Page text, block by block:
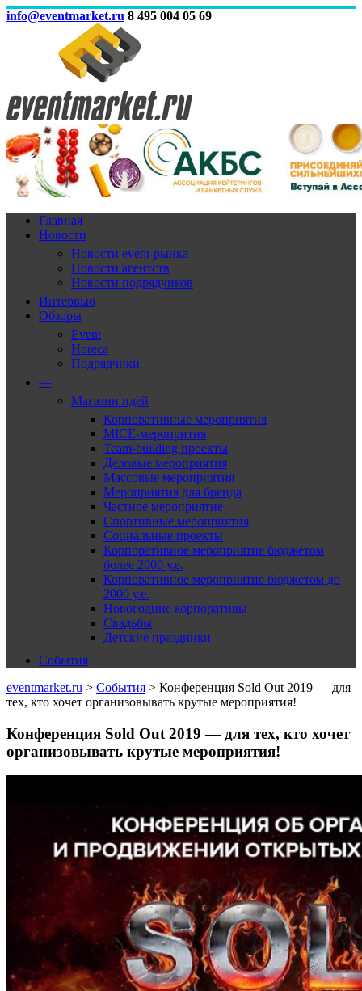
info@eventmarket.ru 8 495 004 05 69
Главная
Новости
Новости event-рынка
Новости агентств
Новости подрядчиков
Интервью
Обзоры
Event
Horeca
Подрядчики
—
Магазин идей
Корпоративные мероприятия
MICE-меропрития
Team-building проекты
Деловые мероприятия
Массовые мероприятия
Мероприятия для бренда
Частное мероприятие
Спортивные мероприятия
Социальные проекты
Корпоративное мероприятие бюджетом
более 2000 у.е.
Корпоративное мероприятие бюджетом до
2000 у.е.
Новогодние корпоративы
Свадьбы
Детские праздники
События
eventmarket.ru > События > Конференция Sold Out 2019 — для
тех, кто хочет организовывать крутые мероприятия!
Конференция Sold Out 2019 — для тех, кто хочет
организовывать крутые мероприятия!